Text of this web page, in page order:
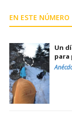
EN ESTE NÚMERO
Un
para